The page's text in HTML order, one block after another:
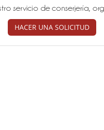
servicio de conserjería,
HACER UNA SOLICITUD